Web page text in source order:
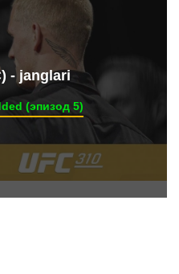
- janglari
(эпизод 5)